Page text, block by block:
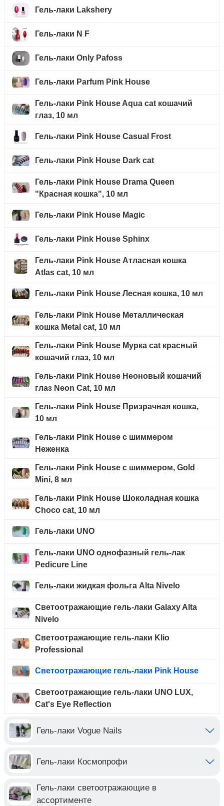
Гель-лаки Lakshery
Гель-лаки N F
Гель-лаки Only Pafoss
Гель-лаки Parfum Pink House
Гель-лаки Pink House Aqua cat кошачий
глаз, 10 мл
Гель-лаки Pink House Casual Frost
Гель-лаки Pink House Dark cat
Гель-лаки Pink House Drama Queen
"Красная кошка", 10 мл
Гель-лаки Pink House Magic
Гель-лаки Pink House Sphinx
Гель-лаки Pink House Атласная кошка
Atlas cat, 10 мл
Гель-лаки Pink House Лесная кошка, 10 мл
Гель-лаки Pink House Металлическая
кошка Metal cat, 10 мл
Гель-лаки Pink House Мурка cat красный
кошачий глаз, 10 мл
Гель-лаки Pink House Неоновый кошачий
глаз Neon Cat, 10 мл
Гель-лаки Pink House Призрачная кошка,
10 мл
Гель-лаки Pink House с шиммером
Неженка
Гель-лаки Pink House с шиммером, Gold
Mini, 8 мл
Гель-лаки Pink House Шоколадная кошка
Choco cat, 10 мл
Гель-лаки UNO
Гель-лаки UNO однофазный гель-лак
Pedicure Line
Гель-лаки жидкая фольга Alta Nivelo
Светоотражающие гель-лаки Galaxy Alta
Nivelo
Светоотражающие гель-лаки Klio
Professional
Светоотражающие гель-лаки Pink House
Светоотражающие гель-лаки UNO LUX,
Cat's Eye Reflection
Гель-лаки Vogue Nails
Гель-лаки Космопрофи
Гель-лаки светоотражающие в
ассортименте